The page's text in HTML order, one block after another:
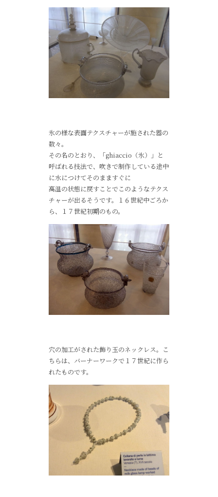
氷の様な表面テクスチャーが施された器の
数々。
その名のとおり、「ghiaccio（氷）」と
呼ばれる技法で、吹きで制作している途中
に水につけてそのまますぐに
高温の状態に戻すことでこのようなテクス
チャーが出るそうです。１６世紀中ごろか
ら、１７世紀初期のもの。
穴の加工がされた飾り玉のネックレス。こ
ちらは、バーナーワークで１７世紀に作ら
れたものです。